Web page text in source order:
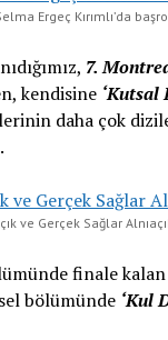
Ergeç Kırımlı’da
7.
kendisine ‘Kutsal
daha çok
ve Gerçek Sağlar
finale kalan
bölümünde ‘Kul